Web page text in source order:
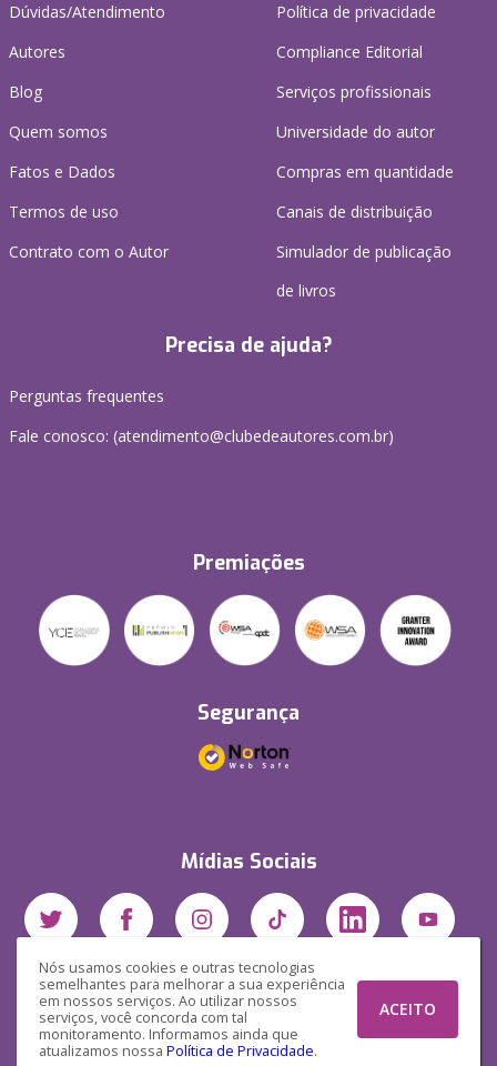
Nós usamos cookies e outras tecnologias
semelhantes para melhorar a sua experiência
em nossos serviços. Ao utilizar nossos
serviços, você concorda com tal
monitoramento. Informamos ainda que
atualizamos nossa Política de Privacidade.
ACEITO
Dúvidas/Atendimento
Autores
Blog
Quem somos
Fatos e Dados
Termos de uso
Contrato com o Autor
Política de privacidade
Compliance Editorial
Serviços profissionais
Universidade do autor
Compras em quantidade
Canais de distribuição
Simulador de publicação
de livros
Precisa de ajuda?
Perguntas frequentes
Fale conosco: (atendimento@clubedeautores.com.br)
Premiações
Segurança
Mídias Sociais